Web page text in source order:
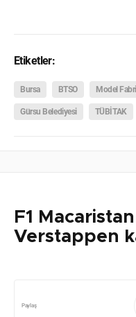
Etiketler:
Bursa BTSO Model
Gürsu Belediyesi TÜBİTAK
F1
Verstappen
Paylaş